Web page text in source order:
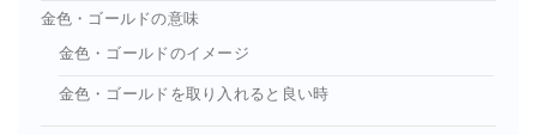
金色・ゴールドの意味
金色・ゴールドのイメージ
金色・ゴールドを取り入れると良い時